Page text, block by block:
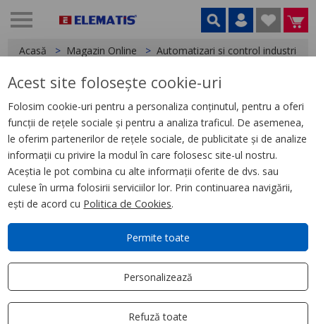
Acasă Magazin Online Automatizari si control industrial
< Relee
Soclu cu Arc Echipat cu Led Si
Circuit de Protectie, 48-60 V
Acest site folosește cookie-uri
Folosim cookie-uri pentru a personaliza conținutul, pentru a oferi
funcții de rețele sociale și pentru a analiza traficul. De asemenea,
le oferim partenerilor de rețele sociale, de publicitate și de analize
informații cu privire la modul în care folosesc site-ul nostru.
Aceștia le pot combina cu alte informații oferite de dvs. sau
culese în urma folosirii serviciilor lor. Prin continuarea navigării,
ești de acord cu Politica de Cookies.
Permite toate
Personalizează
Refuză toate